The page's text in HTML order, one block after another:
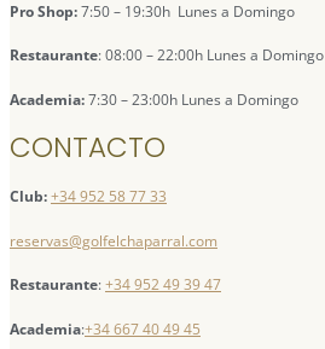
Pro Shop:7:50 – 19:30h Lunes a Domingo
Restaurante: 08:00 – 22:00h Lunes a Domingo
Academia:7:30 – 23:00h Lunes a Domingo
CONTACTO
Club:+34 952 58 77 33
reservas@golfelchaparral.com
Restaurante:+34 952 49 39 47
Academia:+34 667 40 49 45